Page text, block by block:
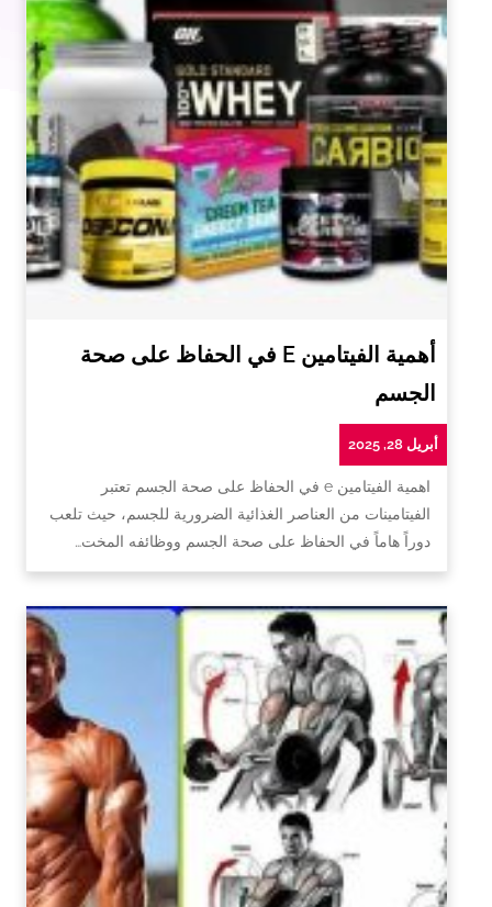
أهمية الفيتامين E في الحفاظ على صحة
الجسم
أبريل 28, 2025
اهمية الفيتامين e في الحفاظ على صحة الجسم تعتبر
الفيتامينات من العناصر الغذائية الضرورية للجسم، حيث تلعب
دوراً هاماً في الحفاظ على صحة الجسم ووظائفه المخت…